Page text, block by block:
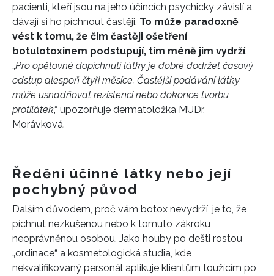
pacienti, kteří jsou na jeho účincích psychicky závislí a
dávají si ho píchnout častěji. To může paradoxně
vést k tomu, že čím častěji ošetření
botulotoxinem podstupují, tím méně jim vydrží.
„Pro opětovné dopíchnutí látky je dobré dodržet časový
odstup alespoň čtyři měsíce. Častější podávání látky
může usnadňovat rezistenci nebo dokonce tvorbu
protilátek,“ upozorňuje dermatoložka MUDr.
Morávková.
Ředění účinné látky nebo její
pochybný původ
Dalším důvodem, proč vám botox nevydrží, je to, že
píchnut nezkušenou nebo k tomuto zákroku
neoprávněnou osobou. Jako houby po dešti rostou
„ordinace“ a kosmetologická studia, kde
nekvalifikovaný personál aplikuje klientům toužícím po